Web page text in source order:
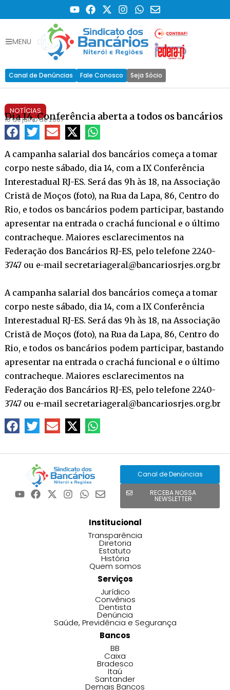
MENU
Canal de Denúncias Fale Conosco Seja Sócio
NOTÍCIAS
Dia 14, Conferência aberta a todos os bancários
10 de julho de 2007
A campanha salarial dos bancários começa a tomar
corpo neste sábado, dia 14, com a IX Conferência
Interestadual RJ-ES. Será das 9h às 18, na Associação
Cristã de Moços (foto), na Rua da Lapa, 86, Centro do
Rio, e todos os bancários podem participar, bastando
apresentar na entrada o crachá funcional e o último
contracheque. Maiores esclarecimentos na
Federação dos Bancários RJ-ES, pelo telefone 2240-
3747 ou e-mail secretariageral@bancariosrjes.org.br
A campanha salarial dos bancários começa a tomar
corpo neste sábado, dia 14, com a IX Conferência
Interestadual RJ-ES. Será das 9h às 18, na Associação
Cristã de Moços (foto), na Rua da Lapa, 86, Centro do
Rio, e todos os bancários podem participar, bastando
apresentar na entrada o crachá funcional e o último
contracheque. Maiores esclarecimentos na
Federação dos Bancários RJ-ES, pelo telefone 2240-
3747 ou e-mail secretariageral@bancariosrjes.org.br
Canal de Denúncias
RECEBA NOSSA
NEWSLETTER
Institucional
Transparência
Diretoria
Estatuto
História
Quem somos
Serviços
Jurídico
Convênios
Dentista
Denúncia
Saúde, Previdência e Segurança
Bancos
BB
Caixa
Bradesco
Itaú
Santander
Demais Bancos